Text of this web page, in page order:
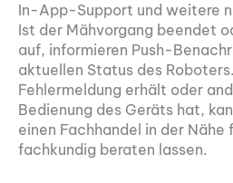
In-App-Support und weitere
Ist der Mähvorgang beendet
auf, informieren Push-
aktuellen Status des
Fehlermeldung erhält oder
Bedienung des Geräts hat,
einen Fachhandel in der Nähe
fachkundig beraten lassen.